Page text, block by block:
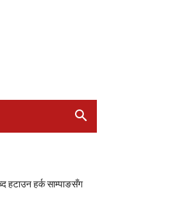
हटाउन हर्क साम्पाङसँग